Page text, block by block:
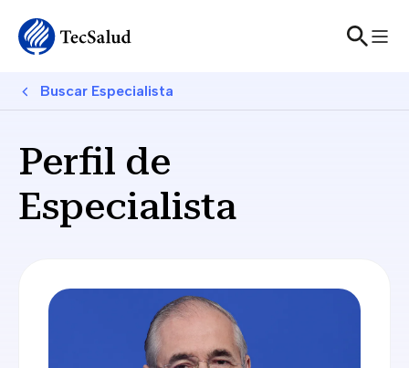
BreadcrumbBuscar Especialista
Perfil de
Especialista